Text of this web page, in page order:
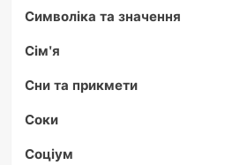
Символіка та значення
Сім'я
Сни та прикмети
Соки
Соціум